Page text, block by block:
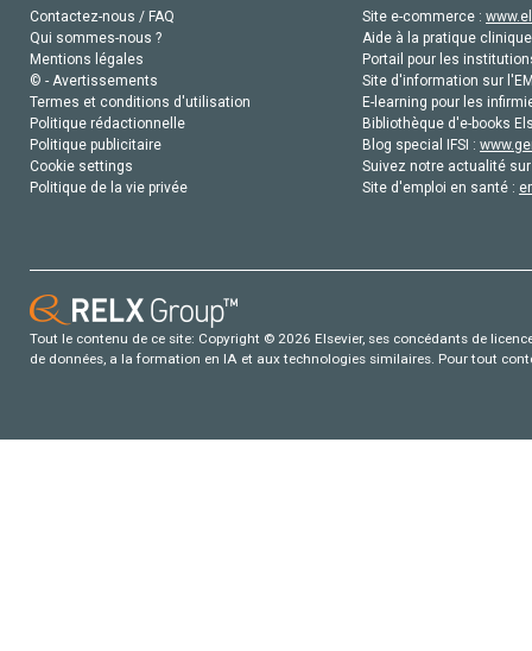
Contactez-nous / FAQ
Qui sommes-nous ?
Mentions légales
© - Avertissements
Termes et conditions d'utilisation
Politique rédactionnelle
Politique publicitaire
Cookie settings
Politique de la vie privée
Site e-commerce :
Aide à la pratique
Portail pour les
Site d'information sur
E-learning pour les
Bibliothèque d'e-books
Blog special IFSI :
Suivez notre actualité
Site d'emploi en santé :
Tout le contenu de ce site: Copyright © 2026 Elsevier, ses concédants de
de données, a la formation en IA et aux technologies similaires. Pour tout